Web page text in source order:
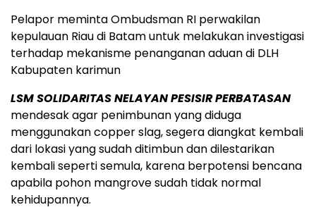
Pelapor meminta Ombudsman RI perwakilan
kepulauan Riau di Batam untuk melakukan investigasi
terhadap mekanisme penanganan aduan di DLH
Kabupaten karimun
LSM SOLIDARITAS NELAYAN PESISIR PERBATASAN
mendesak agar penimbunan yang diduga
menggunakan copper slag, segera diangkat kembali
dari lokasi yang sudah ditimbun dan dilestarikan
kembali seperti semula, karena berpotensi bencana
apabila pohon mangrove sudah tidak normal
kehidupannya.